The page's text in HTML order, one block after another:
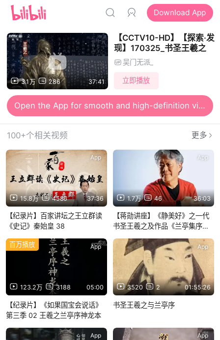
Download App
3.1万 286 37:41
【CCTV10-HD】【探索·发
现】170325_书圣王羲之
吴门无派_
立即播放
Open the App for smooth and high-definition viewing
100+个相关视频 更多
15.8万 4586 37:36
App
【纪录片】百家讲坛之王立群读
《史记》秦始皇 38
1.7万 46 36:03
App
【蒋勋讲座】《静美好》之一代
书圣王羲之及作品《兰亭集序》
123.2万 3188 05:00
百万播放 App
【纪录片】《如果国宝会说话》
第三季 02 王羲之兰亭序神龙本
3520 2 01:55:26
App
书圣王羲之与兰亭序
App App